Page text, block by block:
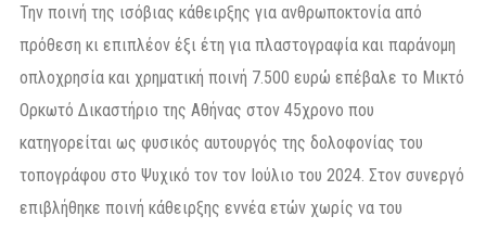
Την ποινή της ισόβιας κάθειρξης για ανθρωποκτονία από
πρόθεση κι επιπλέον έξι έτη για πλαστογραφία και παράνομη
οπλοχρησία και χρηματική ποινή 7.500 ευρώ επέβαλε το Μικτό
Ορκωτό Δικαστήριο της Αθήνας στον 45χρονο που
κατηγορείται ως φυσικός αυτουργός της δολοφονίας του
τοπογράφου στο Ψυχικό τον τον Ιούλιο του 2024. Στον συνεργό
επιβλήθηκε ποινή κάθειρξης εννέα ετών χωρίς να του